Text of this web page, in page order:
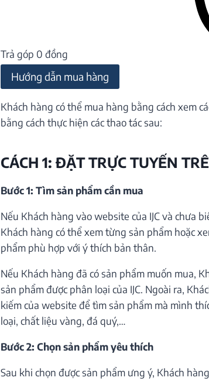
Trả góp 0 đồng
Hướng dẫn mua hàng
Khách hàng có thể mua hàng bằng cách xem
bằng cách thực hiện các thao tác sau:
CÁCH 1: ĐẶT TRỰC TUYẾN
Bước 1: Tìm sản phẩm cần mua
Nếu Khách hàng vào website của IJC và chưa
Khách hàng có thể xem từng sản phẩm hoặc
phẩm phù hợp với ý thích bản thân.
Nếu Khách hàng đã có sản phẩm muốn mua,
sản phẩm được phân loại của IJC. Ngoài ra,
kiếm của website để tìm sản phẩm mà mình
loại, chất liệu vàng, đá quý,…
Bước 2: Chọn sản phẩm yêu thích
Sau khi chọn được sản phẩm ưng ý, Khách